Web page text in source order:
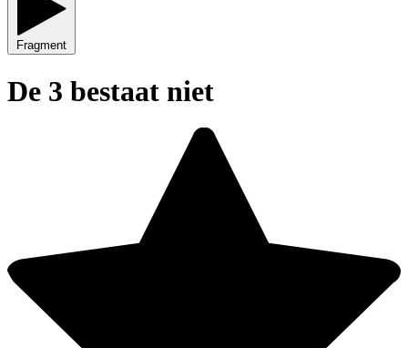
Fragment
De 3 bestaat niet